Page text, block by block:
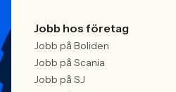
Jobb hos företag
Jobb på Boliden
Jobb på Scania
Jobb på SJ